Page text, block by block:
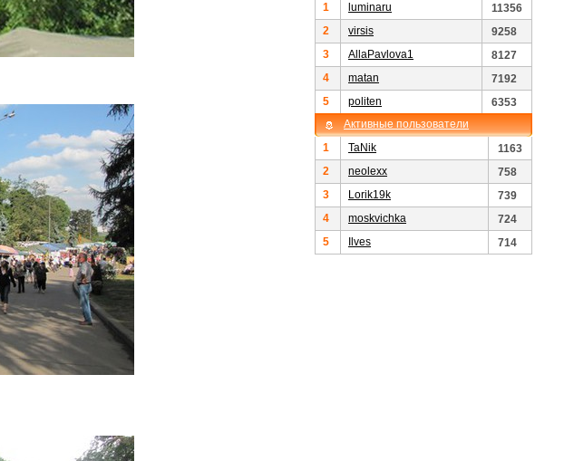
1
luminaru
11356
2
virsis
9258
3
AllaPavlova1
8127
4
matan
7192
5
politen
6353
Активные пользователи
1
TaNik
1163
2
neolexx
758
3
Lorik19k
739
4
moskvichka
724
5
Ilves 714